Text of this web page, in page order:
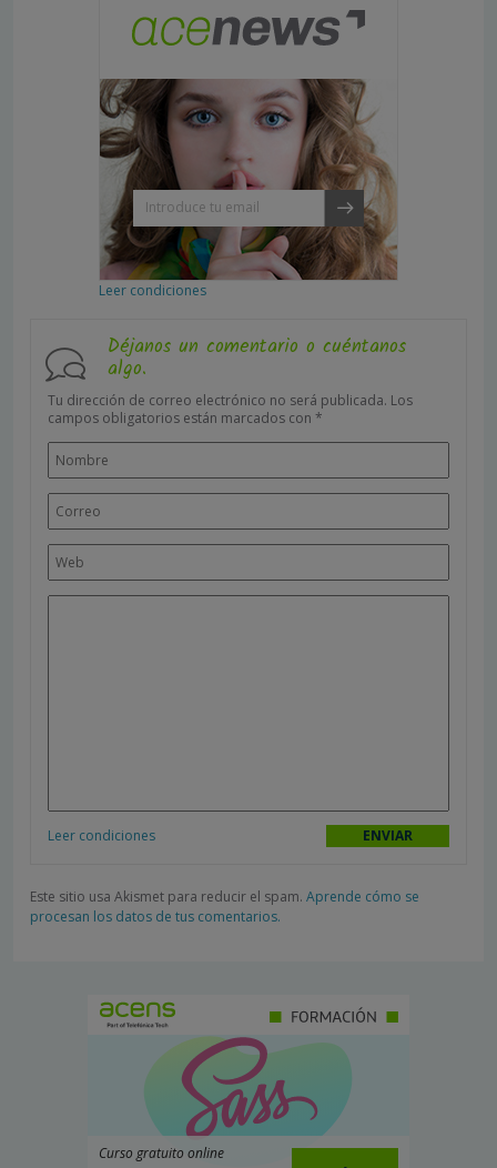
Leer condiciones
Déjanos un comentario o cuéntanos
algo.
Tu dirección de correo electrónico no será publicada. Los
campos obligatorios están marcados con *
Leer condiciones
Este sitio usa Akismet para reducir el spam. Aprende cómo se
procesan los datos de tus comentarios.
Curso gratuito online